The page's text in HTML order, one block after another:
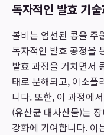
독자적인 발효 기
볼비는 엄선된 콩을 주
독자적인 발효 공정을
발효 과정을 거치면서
태로 분해되고, 이소플
니다. 또한, 이 과정에
(유산균 대사산물)는
강화에 기여합니다. 이